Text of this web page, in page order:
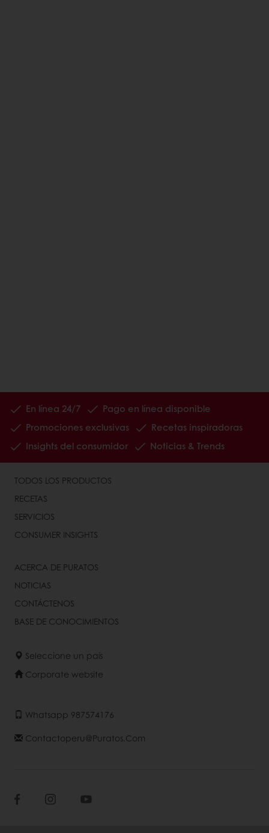
En línea 24/7
Pago en línea disponible
Promociones exclusivas
Recetas inspiradoras
Insights del consumidor
Noticias & Trends
TODOS LOS PRODUCTOS
RECETAS
SERVICIOS
CONSUMER INSIGHTS
ACERCA DE PURATOS
NOTICIAS
CONTÁCTENOS
BASE DE CONOCIMIENTOS
Seleccione un país
Corporate website
Whatsapp 987574176
Contactoperu@puratos.com